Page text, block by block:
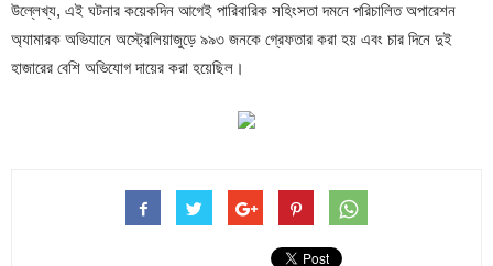
উল্লেখ্য, এই ঘটনার কয়েকদিন আগেই পারিবারিক সহিংসতা দমনে পরিচালিত অপারেশন
অ্যামারক অভিযানে অস্ট্রেলিয়াজুড়ে ৯৯৩ জনকে গ্রেফতার করা হয় এবং চার দিনে দুই
হাজারের বেশি অভিযোগ দায়ের করা হয়েছিল।